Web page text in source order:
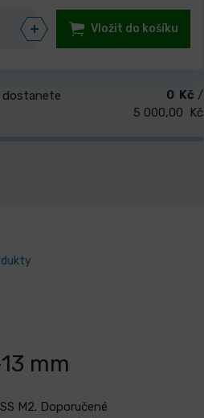
Vložit do košíku
dostanete 0 Kč /
5 000,00 Kč
mm
M2. Doporučené